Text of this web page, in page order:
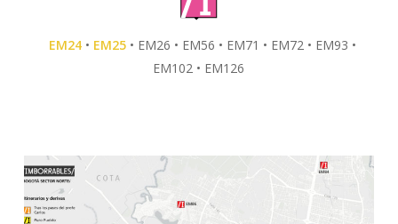
EM24• EM25• EM26 • EM56 • EM71 • EM72 • EM93 •
EM102 • EM126